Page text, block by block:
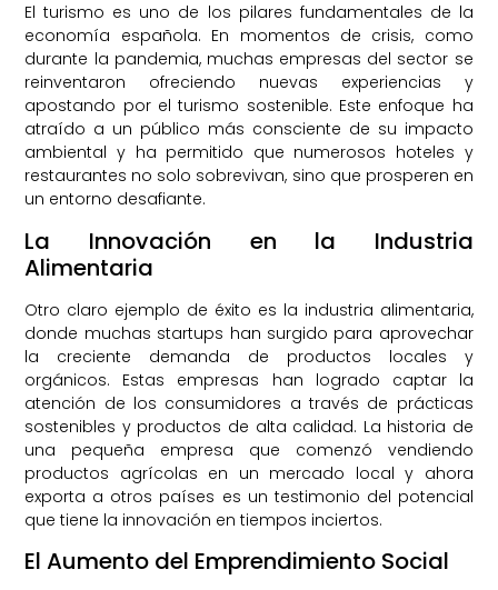
El turismo es uno de los pilares fundamentales de la
economía española. En momentos de crisis, como
durante la pandemia, muchas empresas del sector se
reinventaron ofreciendo nuevas experiencias y
apostando por el turismo sostenible. Este enfoque ha
atraído a un público más consciente de su impacto
ambiental y ha permitido que numerosos hoteles y
restaurantes no solo sobrevivan, sino que prosperen en
un entorno desafiante.
La Innovación en la Industria
Alimentaria
Otro claro ejemplo de éxito es la industria alimentaria,
donde muchas startups han surgido para aprovechar
la creciente demanda de productos locales y
orgánicos. Estas empresas han logrado captar la
atención de los consumidores a través de prácticas
sostenibles y productos de alta calidad. La historia de
una pequeña empresa que comenzó vendiendo
productos agrícolas en un mercado local y ahora
exporta a otros países es un testimonio del potencial
que tiene la innovación en tiempos inciertos.
El Aumento del Emprendimiento Social